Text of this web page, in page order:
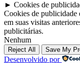
► Cookies de
Cookies de publicidade
em suas visitas
publicitárias.
Nenhum
Reject All Save My
Desenvolvido por